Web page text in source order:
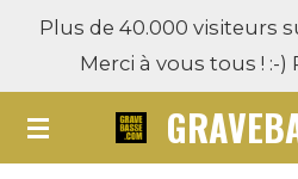
Passer
contenu
principal
Plus de 40.000 visiteurs
Merci à vous tous ! :-)